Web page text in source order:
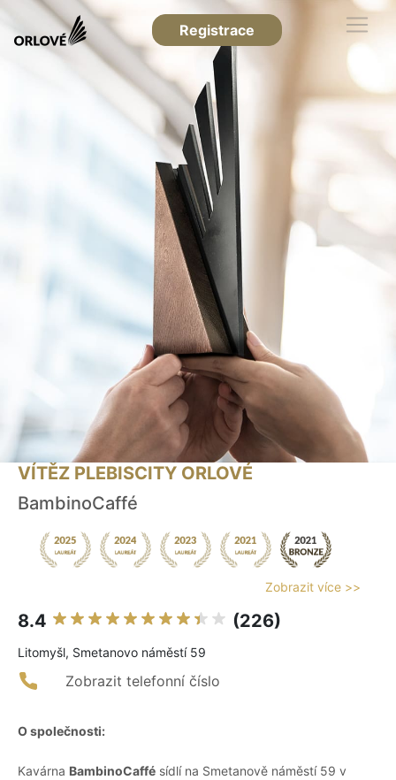
Registrace
VÍTĚZ PLEBISCITY ORLOVÉ
BambinoCaffé
Zobrazit více >>
8.4 (226)
Litomyšl, Smetanovo náměstí 59
Zobrazit telefonní číslo
O společnosti:
Kavárna BambinoCaffé sídlí na Smetanově náměstí 59 v